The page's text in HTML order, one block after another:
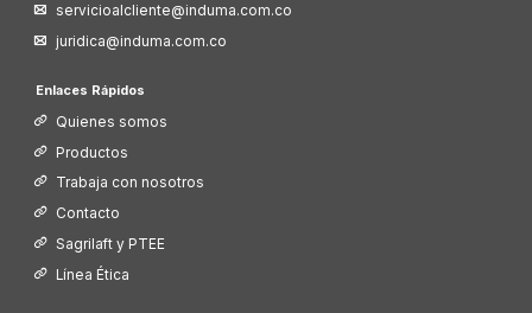
servicioalcliente@induma.com.co
juridica@induma.com.co
Enlaces Rápidos
Quienes somos
Productos
Trabaja con nosotros
Contacto
Sagrilaft y PTEE
Línea Ética